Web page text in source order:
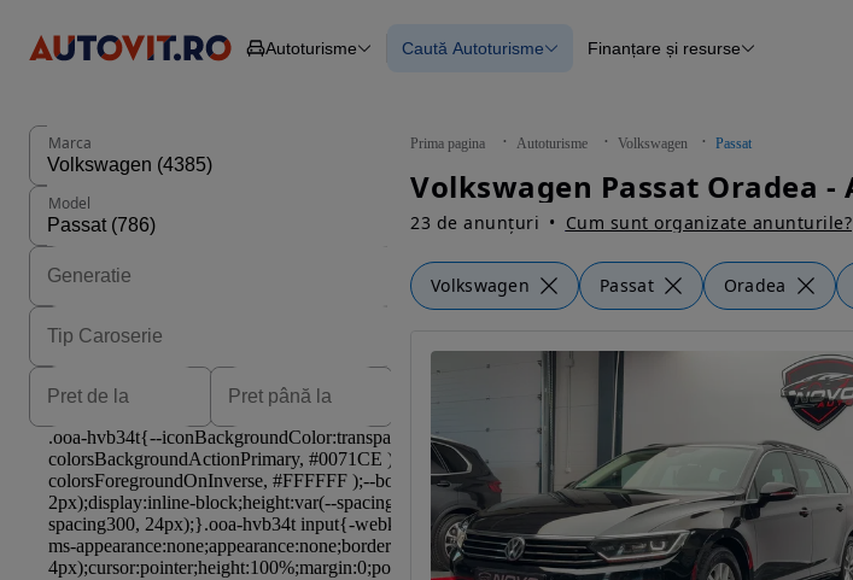
Autoturisme
Autoturisme
Mașini electrice
Mașini cu detalii verificate
Caută Autoturisme
Blog Autovit.ro
Finanțare și resurse
Prima pagina Autoturisme Volkswagen Passat
23 de anunțuri Cum sunt organizate anunturile?
Volkswagen Passat Oradea
Marca
Model